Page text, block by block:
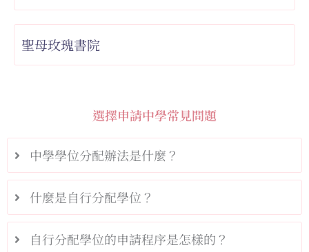
聖母玫瑰書院
選擇申請中學常見問題
中學學位分配辦法是什麼？
什麼是自行分配學位？
自行分配學位的申請程序是怎樣的？